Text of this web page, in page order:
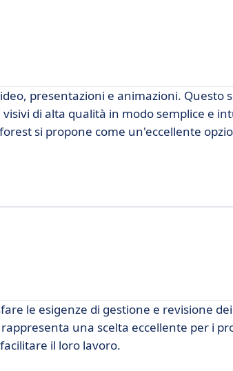
presentazioni e animazioni. Questo
di alta qualità in modo semplice e
si propone come un'eccellente
le esigenze di gestione e revisione
una scelta eccellente per i
il loro lavoro.